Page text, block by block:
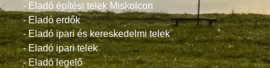
- Eladó építési telek Miskolcon
- Eladó erdők
- Eladó ipari és kereskedelmi telek
- Eladó ipari telek
- Eladó legelő